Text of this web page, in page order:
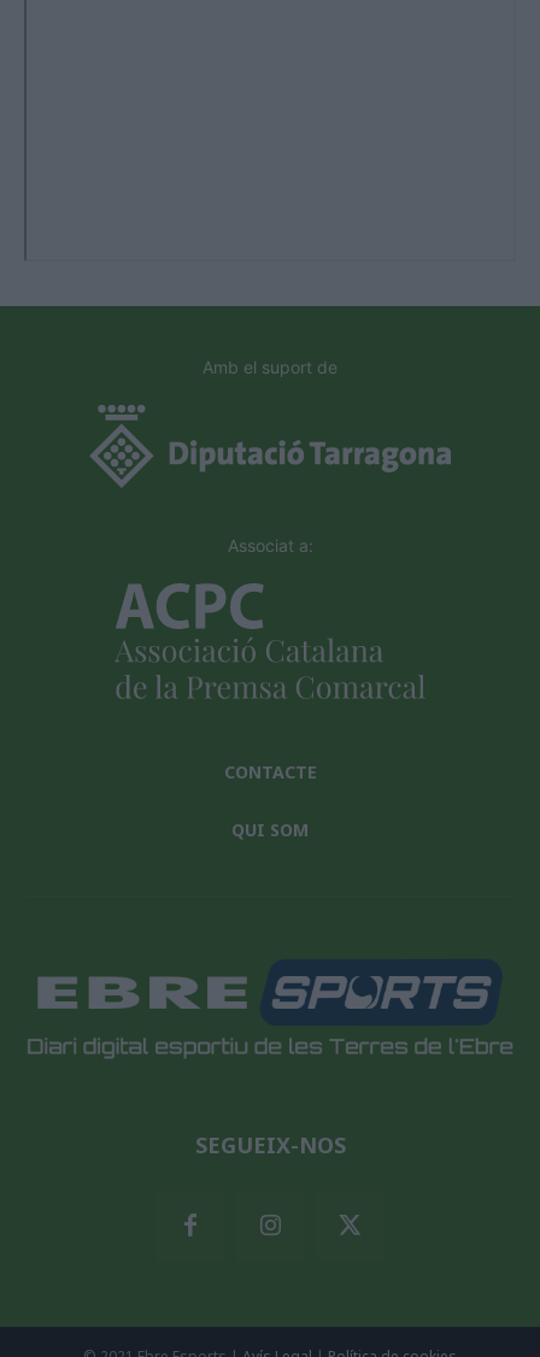
Amb el suport de
Associat a:
CONTACTE
QUI SOM
SEGUEIX-NOS